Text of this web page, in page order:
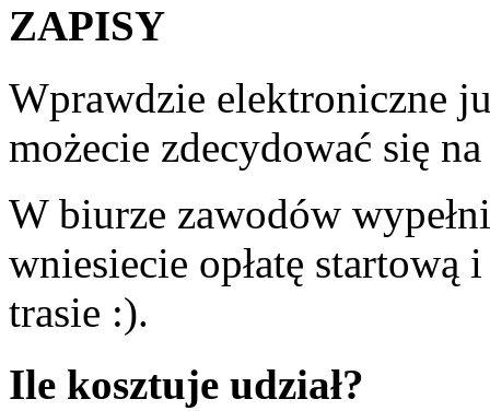
ZAPISY
Wprawdzie elektroniczne
możecie zdecydować się na
W biurze zawodów
wniesiecie opłatę startową
trasie :).
Ile kosztuje udział?